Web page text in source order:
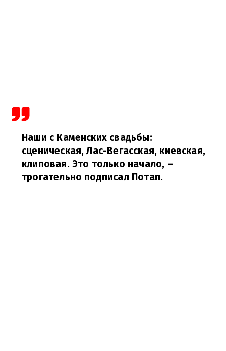
Наши с Каменских свадьбы:
сценическая, Лас-Вегасская, киевская,
клиповая. Это только начало, –
трогательно подписал Потап.